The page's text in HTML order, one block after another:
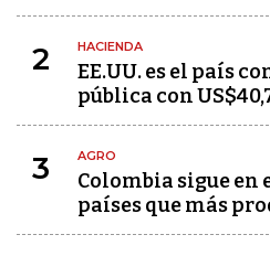
2 HACIENDA
EE.UU. es el país
pública con
3 AGRO
Colombia sigue en
países que más